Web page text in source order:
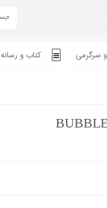
سرگرمی کتاب و رسانه